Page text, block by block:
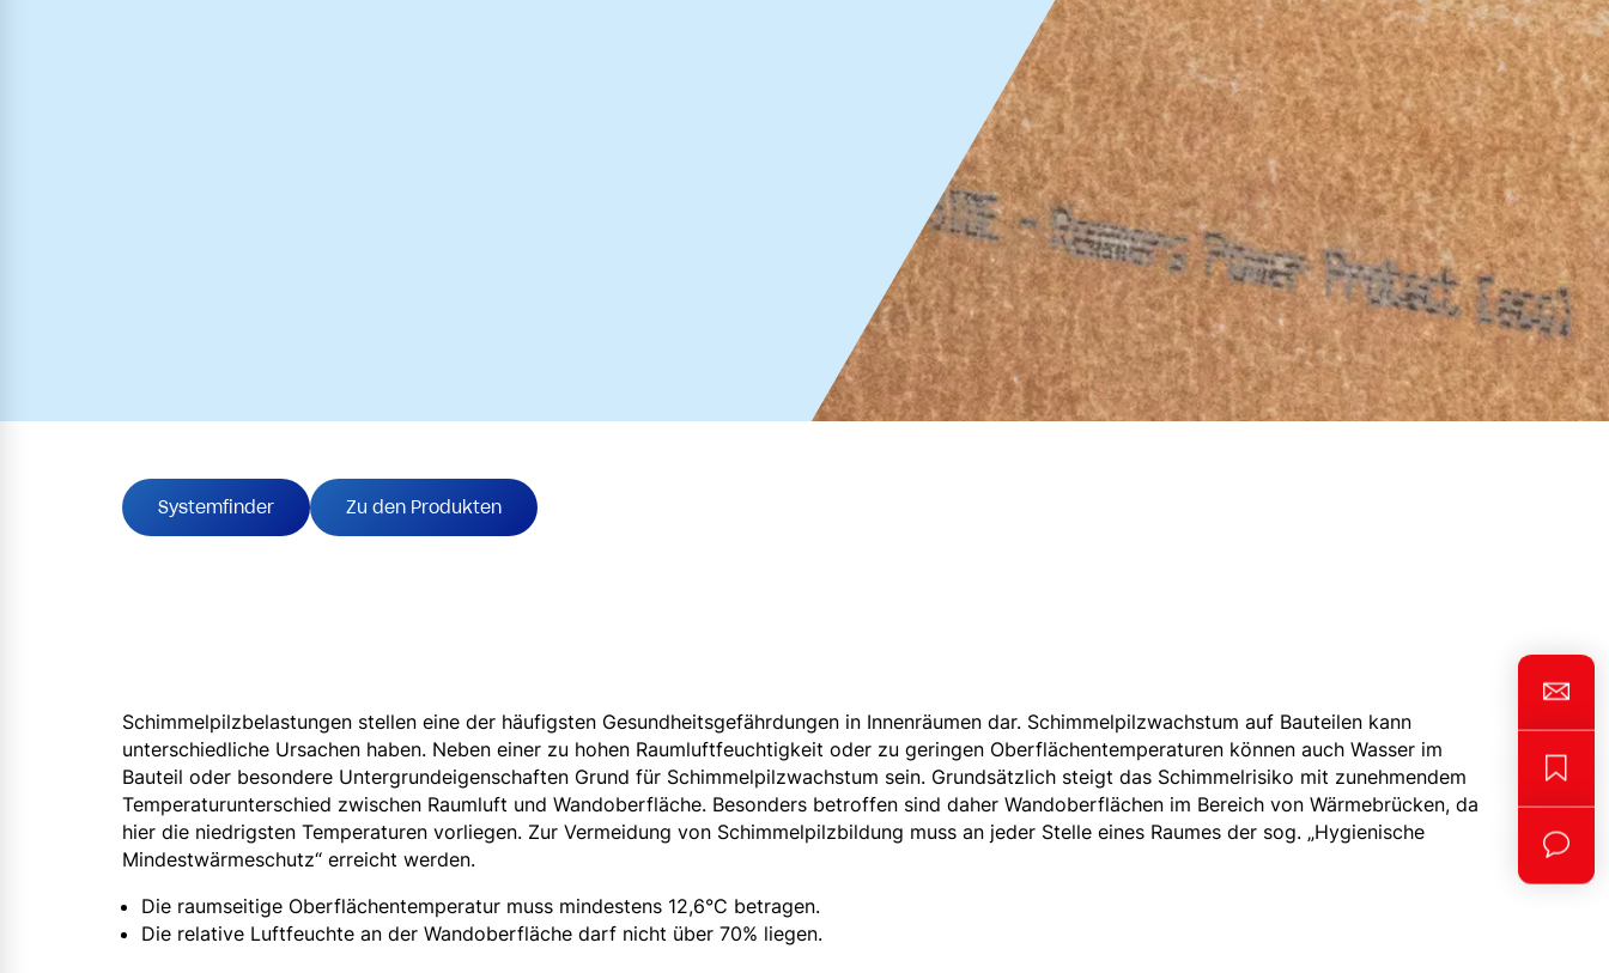
Systemfinder Zu den Produkten
Schimmelpilzbelastungen stellen eine der häufigsten Gesundheitsgefährdungen in Innenräumen dar. Schimmelpilzwachstum auf Bauteilen kann
unterschiedliche Ursachen haben. Neben einer zu hohen Raumluftfeuchtigkeit oder zu geringen Oberflächentemperaturen können auch Wasser im
Bauteil oder besondere Untergrundeigenschaften Grund für Schimmelpilzwachstum sein. Grundsätzlich steigt das Schimmelrisiko mit zunehmendem
Temperaturunterschied zwischen Raumluft und Wandoberfläche. Besonders betroffen sind daher Wandoberflächen im Bereich von Wärmebrücken, da
hier die niedrigsten Temperaturen vorliegen. Zur Vermeidung von Schimmelpilzbildung muss an jeder Stelle eines Raumes der sog. „Hygienische
Mindestwärmeschutz“ erreicht werden.
Die raumseitige Oberflächentemperatur muss mindestens 12,6°C betragen.
Die relative Luftfeuchte an der Wandoberfläche darf nicht über 70% liegen.